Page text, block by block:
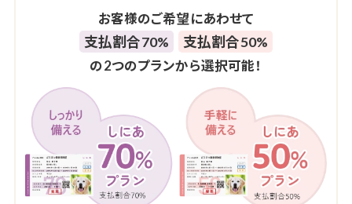
お客様のご希望にあわせて
支払割合70% 支払割合50%
の2つのプランから選択可能！